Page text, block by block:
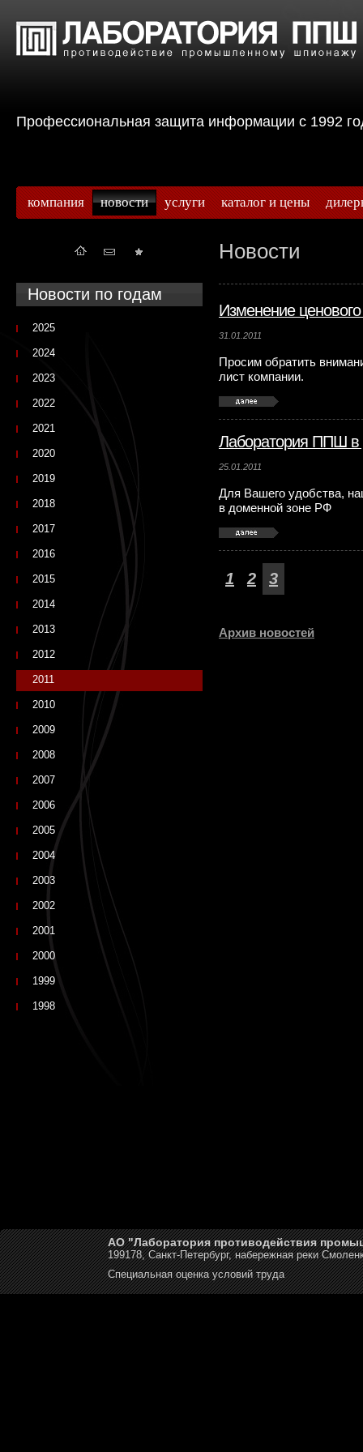
Профессиональная защита информации с
компания новости услуги каталог и цены
Новости
Изменение
31.01.2011
Просим обратить
лист компании.
Лаборатория ППШ
25.01.2011
Для Вашего удобства,
в доменной зоне РФ
1 2 3
Архив новостей
Новости по годам
2025
2024
2023
2022
2021
2020
2019
2018
2017
2016
2015
2014
2013
2012
2011
2010
2009
2008
2007
2006
2005
2004
2003
2002
2001
2000
1999
1998
АО "Лаборатория противодействия
199178, Санкт-Петербург, набережная реки
Специальная оценка условий труда